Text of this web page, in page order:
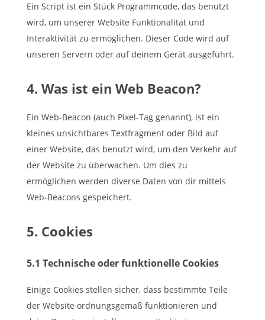
Ein Script ist ein Stück Programmcode, das benutzt
wird, um unserer Website Funktionalität und
Interaktivität zu ermöglichen. Dieser Code wird auf
unseren Servern oder auf deinem Gerät ausgeführt.
4. Was ist ein Web Beacon?
Ein Web-Beacon (auch Pixel-Tag genannt), ist ein
kleines unsichtbares Textfragment oder Bild auf
einer Website, das benutzt wird, um den Verkehr auf
der Website zu überwachen. Um dies zu
ermöglichen werden diverse Daten von dir mittels
Web-Beacons gespeichert.
5. Cookies
5.1 Technische oder funktionelle Cookies
Einige Cookies stellen sicher, dass bestimmte Teile
der Website ordnungsgemäß funktionieren und